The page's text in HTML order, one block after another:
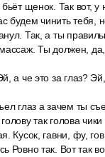
щенок. Так вот, у
будем чинить тебя,
Так, а ты
Ты должен,
а че это за глаз?
глаз а зачем ты
так голова чики
Кусок, гавни, фу,
Ровно так. Вот так